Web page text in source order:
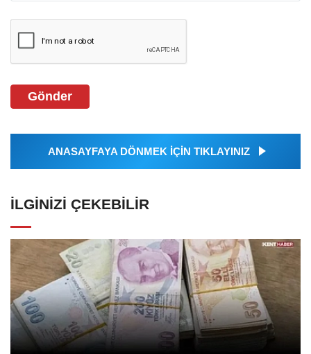
Gönder
ANASAYFAYA DÖNMEK İÇİN TIKLAYINIZ
İLGINIZI ÇEKEBILIR